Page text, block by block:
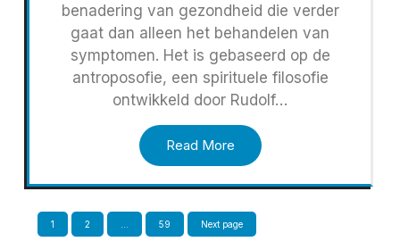
benadering van gezondheid die verder
gaat dan alleen het behandelen van
symptomen. Het is gebaseerd op de
antroposofie, een spirituele filosofie
ontwikkeld door Rudolf…
Read More
Berichten
1 2 Page
59 Next page